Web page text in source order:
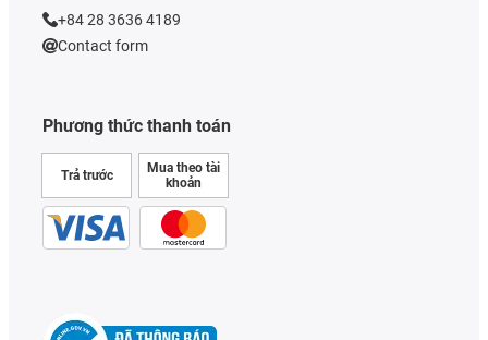
Phương thức thanh toán
Trả trước
Mua theo tài
khoản
+84 28 3636 4189
Contact form